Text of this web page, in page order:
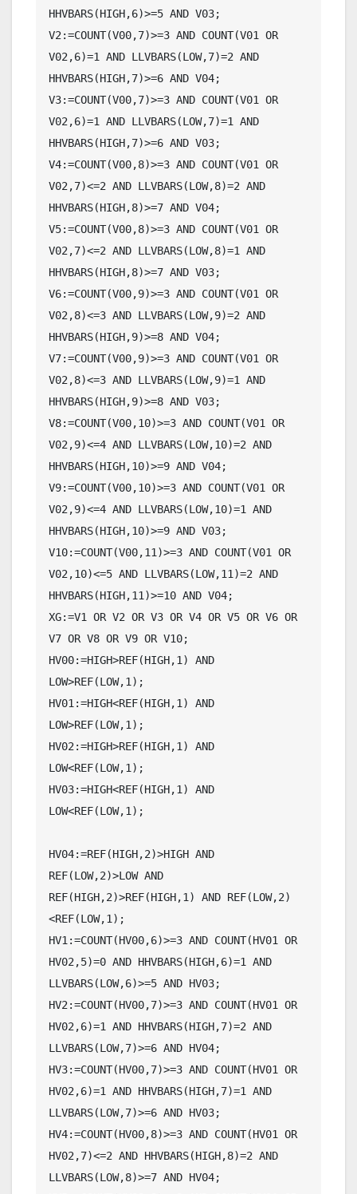
HHVBARS(HIGH,6)>=5 AND V03;
V2:=COUNT(V00,7)>=3 AND COUNT(V01 OR
V02,6)=1 AND LLVBARS(LOW,7)=2 AND
HHVBARS(HIGH,7)>=6 AND V04;
V3:=COUNT(V00,7)>=3 AND COUNT(V01 OR
V02,6)=1 AND LLVBARS(LOW,7)=1 AND
HHVBARS(HIGH,7)>=6 AND V03;
V4:=COUNT(V00,8)>=3 AND COUNT(V01 OR
V02,7)<=2 AND LLVBARS(LOW,8)=2 AND
HHVBARS(HIGH,8)>=7 AND V04;
V5:=COUNT(V00,8)>=3 AND COUNT(V01 OR
V02,7)<=2 AND LLVBARS(LOW,8)=1 AND
HHVBARS(HIGH,8)>=7 AND V03;
V6:=COUNT(V00,9)>=3 AND COUNT(V01 OR
V02,8)<=3 AND LLVBARS(LOW,9)=2 AND
HHVBARS(HIGH,9)>=8 AND V04;
V7:=COUNT(V00,9)>=3 AND COUNT(V01 OR
V02,8)<=3 AND LLVBARS(LOW,9)=1 AND
HHVBARS(HIGH,9)>=8 AND V03;
V8:=COUNT(V00,10)>=3 AND COUNT(V01 OR
V02,9)<=4 AND LLVBARS(LOW,10)=2 AND
HHVBARS(HIGH,10)>=9 AND V04;
V9:=COUNT(V00,10)>=3 AND COUNT(V01 OR
V02,9)<=4 AND LLVBARS(LOW,10)=1 AND
HHVBARS(HIGH,10)>=9 AND V03;
V10:=COUNT(V00,11)>=3 AND COUNT(V01 OR
V02,10)<=5 AND LLVBARS(LOW,11)=2 AND
HHVBARS(HIGH,11)>=10 AND V04;
XG:=V1 OR V2 OR V3 OR V4 OR V5 OR V6 OR
V7 OR V8 OR V9 OR V10;
HV00:=HIGH>REF(HIGH,1) AND
LOW>REF(LOW,1);
HV01:=HIGH<REF(HIGH,1) AND
LOW>REF(LOW,1);
HV02:=HIGH>REF(HIGH,1) AND
LOW<REF(LOW,1);
HV03:=HIGH<REF(HIGH,1) AND
LOW<REF(LOW,1);
HV04:=REF(HIGH,2)>HIGH AND
REF(LOW,2)>LOW AND
REF(HIGH,2)>REF(HIGH,1) AND REF(LOW,2)
<REF(LOW,1);
HV1:=COUNT(HV00,6)>=3 AND COUNT(HV01 OR
HV02,5)=0 AND HHVBARS(HIGH,6)=1 AND
LLVBARS(LOW,6)>=5 AND HV03;
HV2:=COUNT(HV00,7)>=3 AND COUNT(HV01 OR
HV02,6)=1 AND HHVBARS(HIGH,7)=2 AND
LLVBARS(LOW,7)>=6 AND HV04;
HV3:=COUNT(HV00,7)>=3 AND COUNT(HV01 OR
HV02,6)=1 AND HHVBARS(HIGH,7)=1 AND
LLVBARS(LOW,7)>=6 AND HV03;
HV4:=COUNT(HV00,8)>=3 AND COUNT(HV01 OR
HV02,7)<=2 AND HHVBARS(HIGH,8)=2 AND
LLVBARS(LOW,8)>=7 AND HV04;